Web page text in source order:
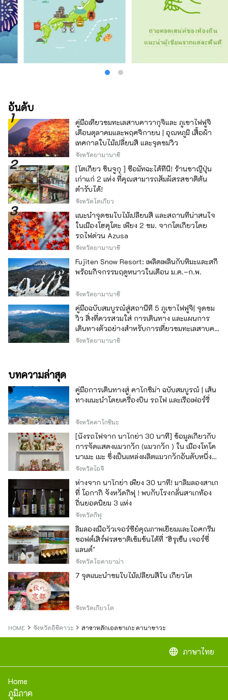
อันดับ
คู่มือเที่ยวชมทะเลสาบคาวากุจิและ ภูเขาไฟฟูจิ
เดือนตุลาคมและพฤศจิกายน | อุณหภูมิ เสื้อผ้า
เทศกาลใบไม้เปลี่ยนสี และจุดชมวิว
จังหวัดยามานาชิ
[โตเกียว ชินจูกุ ] ซื้อมัทฉะได้ที่นี่! ร้านชาญี่ปุ่น
เก่าแก่ 2 แห่ง ที่คุณสามารถสัมผัสรสชาติต้น
ตำรับได้!
จังหวัดโตเกียว
แนะนำจุดชมใบไม้เปลี่ยนสี และสถานที่น่าสนใจ
ในเมืองโฮคุโตะ เพียง 2 ชม. จากโตเกียวโดย
รถไฟด่วน Azusa
จังหวัดยามานาชิ
Fujiten Snow Resort: เพลิดเพลินกับหิมะและสกี
พร้อมกิจกรรมฤดูหนาวในเดือน ม.ค.–ก.พ.
จังหวัดยามานาชิ
คู่มือฉบับสมบูรณ์สู่สถานีที่ 5 ภูเขาไฟฟูจิ| จุดชม
วิว สิ่งที่ควรสวมใส่ การเดินทาง และแผนการ
เดินทางตัวอย่างสำหรับการเที่ยวชมทะเลสาบคา
วากุจิ
จังหวัดยามานาชิ
บทความล่าสุด
คู่มือการเดินทางสู่ คาโกชิม่า ฉบับสมบูรณ์ | เส้น
ทางแนะนำโดยเครื่องบิน รถไฟ และเรือเฟอร์รี่
จังหวัดคาโกชิมะ
[นั่งรถไฟจาก นาโกย่า 30 นาที] ข้อมูลเกี่ยวกับ
การจัดแสดงแมวกวัก (แมวกวัก ) ใน เมืองโทโค
นาเมะ เมะ ซึ่งเป็นแหล่งผลิตแมวกวักอันดับหนึ่ง
ของญี่ปุ่น
จังหวัดไอจิ
ห่างจาก นาโกย่า เพียง 30 นาที! มาลิ้มลองสาเก
ที่ โอกากิ จังหวัดกิฟุ ! พบกับโรงกลั่นสาเกท้อง
ถิ่นยอดนิยม 3 แห่ง
จังหวัดกิฟุ
ลิ้มลองเนื้อวัวเจอร์ซีย์คุณภาพเยี่ยมและไอศกรีม
ซอฟต์เสิร์ฟรสชาติเข้มข้นได้ที่ "ฮิรุเซ็น เจอร์ซี่
แลนด์"
จังหวัดโอคายาม่า
7 จุดแนะนำชมใบไม้เปลี่ยนสีใน เกียวโต
จังหวัดเกียวโต
HOME จังหวัดอิชิคาวะ สาขาหลักเอลซาเกะ คานาซาวะ
language ภาษาไทย
Home
ภูมิภาค